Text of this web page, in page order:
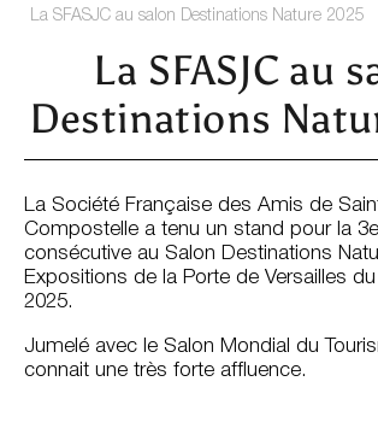
La SFASJC au salon Destinations Nature 2025
La SFASJC au
Destinations
La Société Française des Amis de
Compostelle a tenu un stand pour la
consécutive au Salon Destinations
Expositions de la Porte de Versailles
2025.
Jumelé avec le Salon Mondial du
connait une très forte affluence.